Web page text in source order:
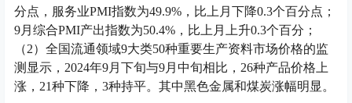
分点，服务业PMI指数为49.9%，比上月下降0.3个百分点；
9月综合PMI产出指数为50.4%，比上月上升0.3个百分；
（2）全国流通领域9大类50种重要生产资料市场价格的监
测显示，2024年9月下旬与9月中旬相比，26种产品价格上
涨，21种下降，3种持平。其中黑色金属和煤炭涨幅明显。